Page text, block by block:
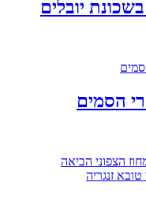
יובלים
הסמים